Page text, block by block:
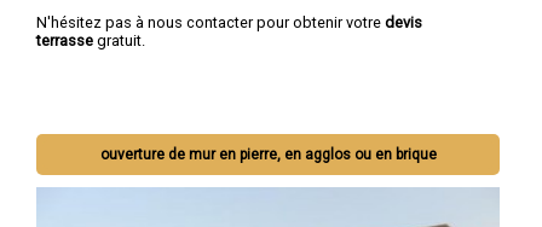
N'hésitez pas à nous contacter pour obtenir votre devis
terrasse gratuit.
ouverture de mur en pierre, en agglos ou en brique